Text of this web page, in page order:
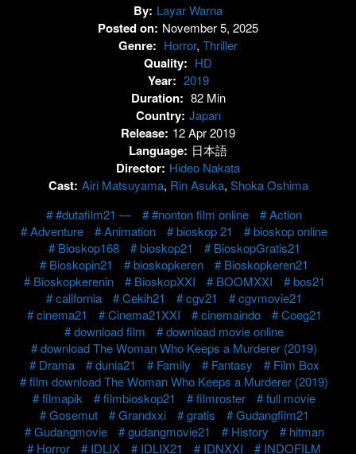
By: Layar Warna
Posted on: November 5, 2025
Genre: Horror, Thriller
Quality: HD
Year: 2019
Duration: 82 Min
Country: Japan
Release: 12 Apr 2019
Language: 日本語
Director: Hideo Nakata
Cast: Airi Matsuyama, Rin Asuka, Shoka Oshima
#dutafilm21 —
#nonton film online
Action
Adventure
Animation bioskop 21
bioskop online
Bioskop168
bioskop21
BioskopGratis21
Bioskopin21
bioskopkeren
Bioskopkeren21
Bioskopkerenin
BioskopXXI BOOMXXI
bos21
california
Cekih21 cgv21
cgvmovie21
cinema21
Cinema21XXI cinemaindo
Coeg21
download film
download movie online
download The Woman Who Keeps a Murderer (2019)
Drama
dunia21 Family Fantasy
Film Box
film download The Woman Who Keeps a Murderer (2019)
filmapik
filmbioskop21 filmroster
full movie
Gosemut
Grandxxi gratis
Gudangfilm21
Gudangmovie
gudangmovie21 History
hitman
Horror
IDLIX IDLIX21 IDNXXI
INDOFILM